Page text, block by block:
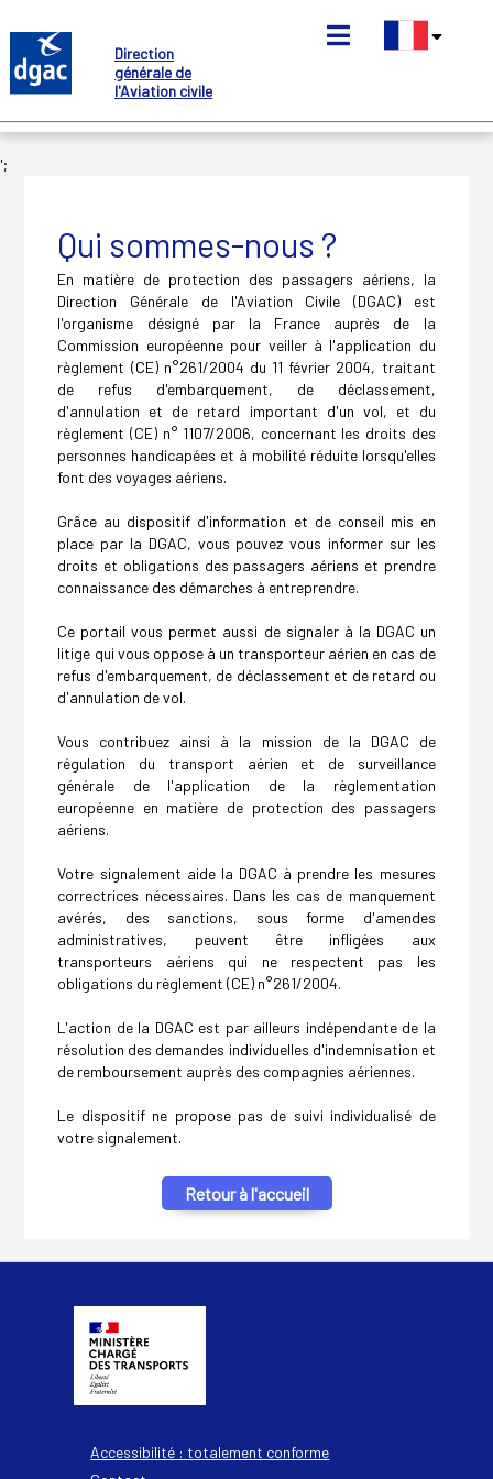
au
contenu
principal
Direction
générale de
l'Aviation civile
';
Qui sommes-nous ?
En matière de protection des passagers aériens, la
Direction Générale de l'Aviation Civile (DGAC) est
l'organisme désigné par la France auprès de la
Commission européenne pour veiller à l'application du
règlement (CE) n°261/2004 du 11 février 2004, traitant
de refus d'embarquement, de déclassement,
d'annulation et de retard important d'un vol, et du
règlement (CE) n° 1107/2006, concernant les droits des
personnes handicapées et à mobilité réduite lorsqu'elles
font des voyages aériens.
Grâce au dispositif d'information et de conseil mis en
place par la DGAC, vous pouvez vous informer sur les
droits et obligations des passagers aériens et prendre
connaissance des démarches à entreprendre.
Ce portail vous permet aussi de signaler à la DGAC un
litige qui vous oppose à un transporteur aérien en cas de
refus d'embarquement, de déclassement et de retard ou
d'annulation de vol.
Vous contribuez ainsi à la mission de la DGAC de
régulation du transport aérien et de surveillance
générale de l'application de la règlementation
européenne en matière de protection des passagers
aériens.
Votre signalement aide la DGAC à prendre les mesures
correctrices nécessaires. Dans les cas de manquement
avérés, des sanctions, sous forme d'amendes
administratives, peuvent être infligées aux
transporteurs aériens qui ne respectent pas les
obligations du règlement (CE) n°261/2004.
L'action de la DGAC est par ailleurs indépendante de la
résolution des demandes individuelles d'indemnisation et
de remboursement auprès des compagnies aériennes.
Le dispositif ne propose pas de suivi individualisé de
votre signalement.
Retour à l'accueil
Accessibilité : totalement conforme